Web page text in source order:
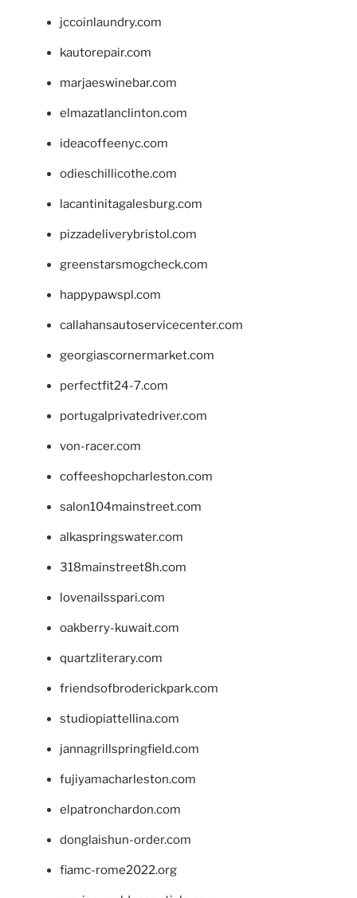
jccoinlaundry.com
kautorepair.com
marjaeswinebar.com
elmazatlanclinton.com
ideacoffeenyc.com
odieschillicothe.com
lacantinitagalesburg.com
pizzadeliverybristol.com
greenstarsmogcheck.com
happypawspl.com
callahansautoservicecenter.com
georgiascornermarket.com
perfectfit24-7.com
portugalprivatedriver.com
von-racer.com
coffeeshopcharleston.com
salon104mainstreet.com
alkaspringswater.com
318mainstreet8h.com
lovenailsspari.com
oakberry-kuwait.com
quartzliterary.com
friendsofbroderickpark.com
studiopiattellina.com
jannagrillspringfield.com
fujiyamacharleston.com
elpatronchardon.com
donglaishun-order.com
fiamc-rome2022.org